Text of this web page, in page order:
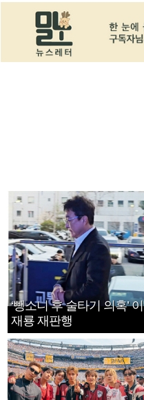
‘뺑소니 후 술타기 의혹’ 이
재룡 재판행